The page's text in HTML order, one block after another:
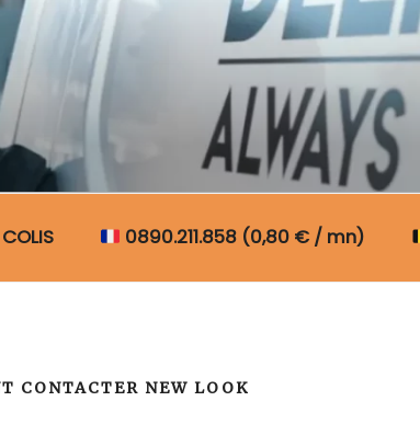
COLIS BELGIQUE
0890.211.858 (0,80 € / mn)
CONTACTER NEW LOOK